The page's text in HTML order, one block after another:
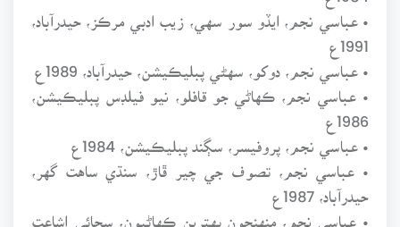
• عباسي نجم، ايڏو سور سهي، زيب ادبي مرڪز، حيدرآباد،
1991ع
• عباسي نجم، دوکو، سهڻي پبليڪيشن، حيدرآباد، 1989ع
• عباسي نجم، ڪهاڻي جو قافلو، نيو فيلڊس پبليڪيشن،
1986ع
• عباسي نجم، پروفيسر، سڳند پبليڪيشن، 1984ع
• عباسي نجم، تصوف جي چير ڦاڙ، سنڌي ساهت گهر،
حيدرآباد، 1987ع
• عباسي نجم، منهنجون بهترين ڪهاڻيون، سچائي اشاعت